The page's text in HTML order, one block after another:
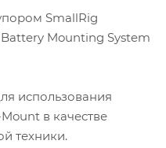
SmallRig
Mounting System
использования
в качестве
техники.